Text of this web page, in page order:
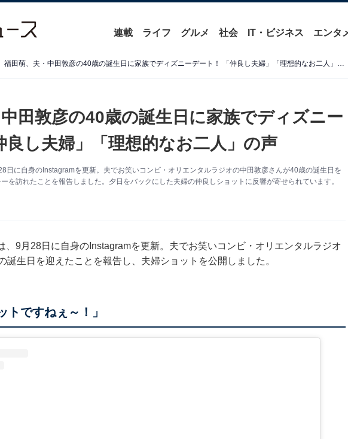
連載 ライフ グルメ 社会 IT・ビジネス エンタ
福田萌、夫・中田敦彦の40歳の誕生日に家族でディズニーデート！ 「仲良し夫婦」「理想的なお二人」の声
田敦彦の40歳の誕生日に家族でディズニー
良し夫婦」「理想的なお二人」の声
日に自身のInstagramを更新。夫でお笑いコンビ・オリエンタルラジオの中田敦彦さんが40歳の誕生日を
を訪れたことを報告しました。夕日をバックにした夫婦の仲良しショットに反響が寄せられています。
、9月28日に自身のInstagramを更新。夫でお笑いコンビ・オリエンタルラジオ
誕生日を迎えたことを報告し、夫婦ショットを公開しました。
トですねぇ～！」